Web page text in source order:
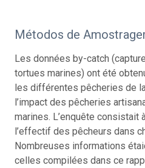
Métodos de
Les données by-catch
tortues marines) ont été
les différentes pêcheries de
l’impact des pêcheries
marines. L’enquête consistait
l’effectif des pêcheurs dans
Nombreuses informations
celles compilées dans ce